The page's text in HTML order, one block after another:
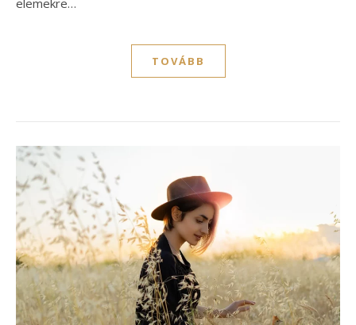
TOVÁBB